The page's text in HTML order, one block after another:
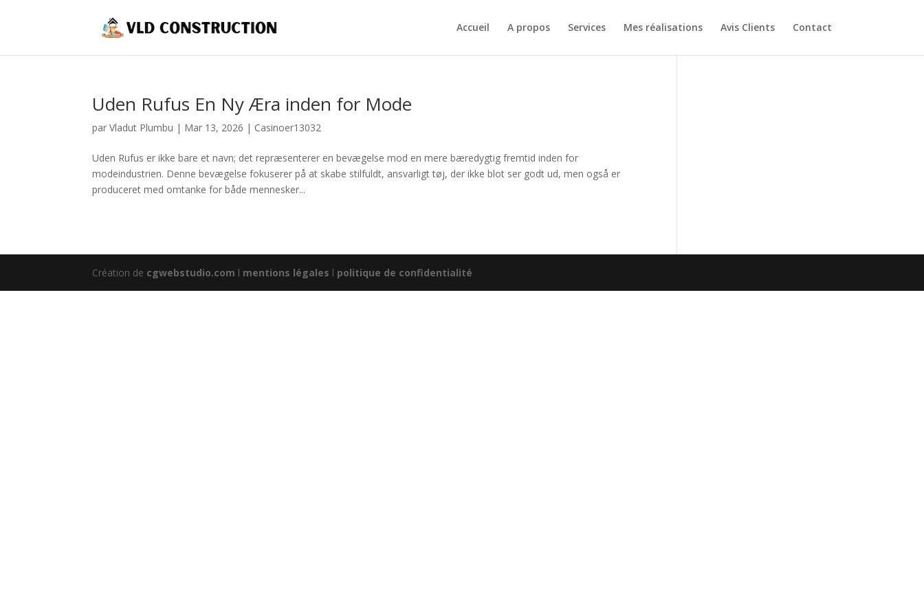
Accueil A propos Services Mes réalisations Avis Clients Contact
Uden Rufus En Ny Æra inden for Mode
parVladut Plumbu | Mar 13, 2026 | Casinoer13032
Uden Rufus er ikke bare et navn; det repræsenterer en bevægelse mod en mere bæredygtig fremtid inden for
modeindustrien. Denne bevægelse fokuserer på at skabe stilfuldt, ansvarligt tøj, der ikke blot ser godt ud, men også er
produceret med omtanke for både mennesker...
Création de cgwebstudio.com l mentions légales l politique de confidentialité